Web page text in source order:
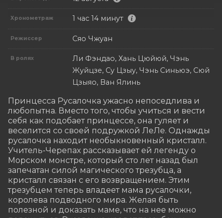
Хронометраж 1 час 14 минут
Режиссер Сяо Чжуан
В ролях
Ли Фэндао, Хань Цюйюй, Чэнь
Жуйцзе, Су Цзыу, Чэнь Синьюэ, Сюй
Цзыяо, Ван Ялинь
Принцесса Русалочка ужасно непоседлива и
любопытна. Вместо того, чтобы учиться и вести
себя как подобает принцессе, она гуляет и
веселится со своей подружкой ЛеЛе. Однажды
русалочка находит необыкновенный кристалл.
Учитель-Черепах рассказывает ей легенду о
Морском монстре, который сто лет назад был
запечатан силой магического трезубца, а
кристалл связан с его возвращением. Этим
трезубцем теперь владеет мама русалочки,
королева подводного мира. Желая быть
полезной и доказать маме, что на нее можно